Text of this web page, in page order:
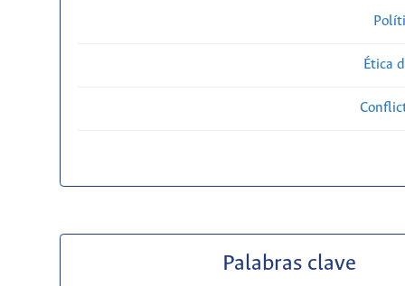
Ética
Palabras clave